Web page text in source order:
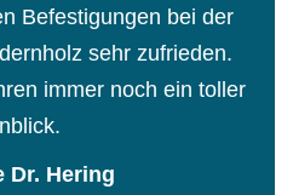
Befestigungen bei der
sehr zufrieden.
immer noch ein toller
Dr. Hering